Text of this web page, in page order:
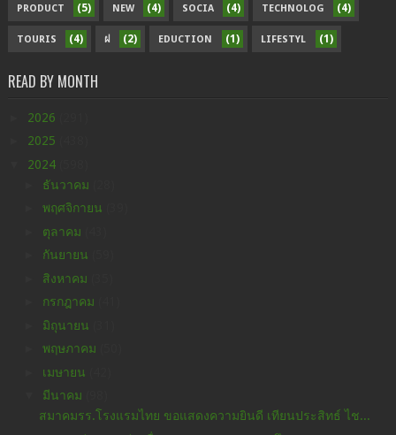
PRODUCT (5) NEW (4) SOCIA (4) TECHNOLOG (4)
TOURIS (4) ฝ (2) EDUCTION (1) LIFESTYL (1)
READ BY MONTH
2026
2025
2024
ธันวาคม
พฤศจิกายน
ตุลาคม
กันยายน
สิงหาคม
กรกฎาคม
มิถุนายน
พฤษภาคม
เมษายน
มีนาคม
สมาคมรร.โรงแรมไทย ขอแสดงความยินดี เทียนประสิทธ์ ไช...